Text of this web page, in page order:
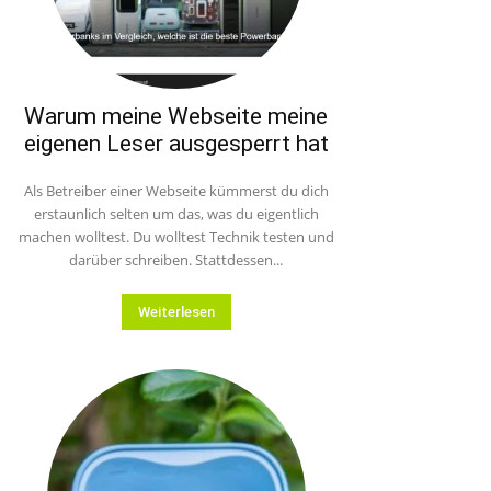
Warum meine Webseite meine
eigenen Leser ausgesperrt hat
Als Betreiber einer Webseite kümmerst du dich
erstaunlich selten um das, was du eigentlich
machen wolltest. Du wolltest Technik testen und
darüber schreiben. Stattdessen...
Weiterlesen